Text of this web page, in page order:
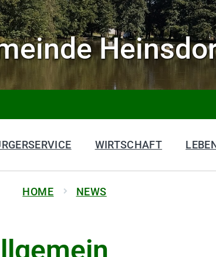
WIRTSCHAFT
HOME NEWS